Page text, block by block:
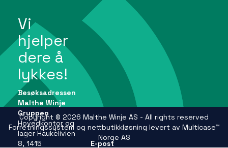
Vi
hjelper
dere å
lykkes!
Besøksadressen
Malthe Winje
Gruppen
Hovedkontor og
lager Haukelivien
8, 1415
E-post
Copyright © 2026 Malthe Winje AS - All rights reserved
Forretningssystem og nettbutikkløsning levert av Multicase™
Norge AS